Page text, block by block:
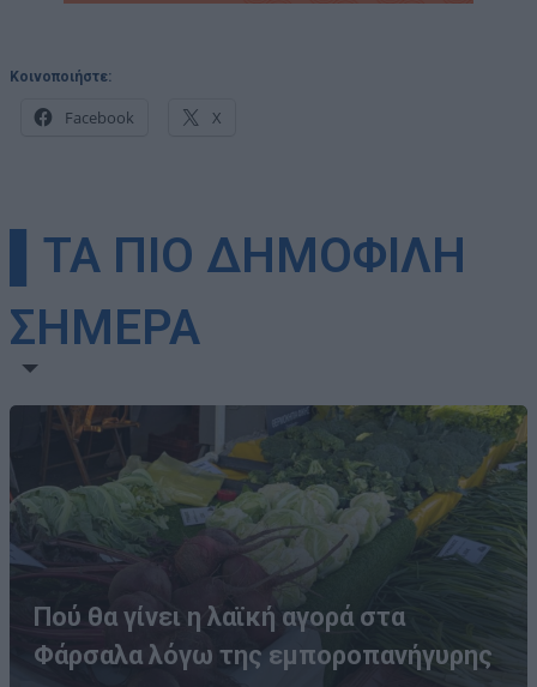
Κοινοποιήστε:
Facebook X
▌ΤΑ ΠΙΟ ΔΗΜΟΦΙΛΗ
ΣΗΜΕΡΑ
Πού θα γίνει η λαϊκή αγορά στα
Φάρσαλα λόγω της εμποροπανήγυρης